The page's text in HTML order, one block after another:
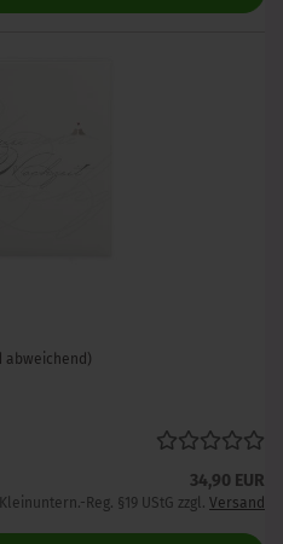
abweichend)
34,90 EUR
Reg. §19 UStG zzgl. Versand